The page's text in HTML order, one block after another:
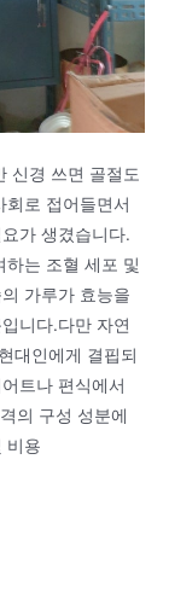
신경 쓰면 골절도
로 접어들면서
가 생겼습니다.
는 조혈 세포 및
가루가 효능을
니다.다만 자연
대인에게 결핍되
트나 편식에서
의 구성 성분에
비용